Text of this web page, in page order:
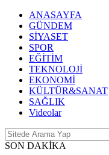
ANASAYFA
GÜNDEM
SİYASET
SPOR
EĞİTİM
TEKNOLOJİ
EKONOMİ
KÜLTÜR&SANAT
SAĞLIK
Videolar
SON DAKİKA